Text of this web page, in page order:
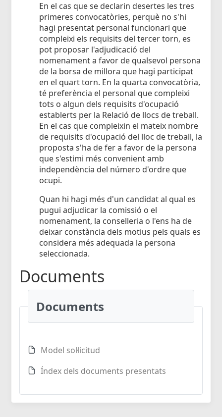
En el cas que se declarin desertes les tres
primeres convocatòries, perquè no s'hi
hagi presentat personal funcionari que
compleixi els requisits del tercer torn, es
pot proposar l'adjudicació del
nomenament a favor de qualsevol persona
de la borsa de millora que hagi participat
en el quart torn. En la quarta convocatòria,
té preferència el personal que compleixi
tots o algun dels requisits d'ocupació
establerts per la Relació de llocs de treball.
En el cas que compleixin el mateix nombre
de requisits d'ocupació del lloc de treball, la
proposta s'ha de fer a favor de la persona
que s'estimi més convenient amb
independència del número d'ordre que
ocupi.
Quan hi hagi més d'un candidat al qual es
pugui adjudicar la comissió o el
nomenament, la conselleria o l'ens ha de
deixar constància dels motius pels quals es
considera més adequada la persona
seleccionada.
Documents
Documents
Model sol·licitud
Índex dels documents presentats